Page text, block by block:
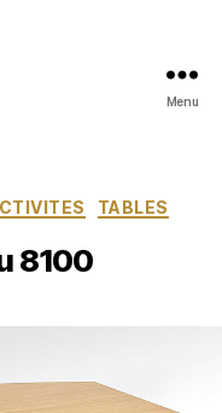
Menu
TABLES
8100